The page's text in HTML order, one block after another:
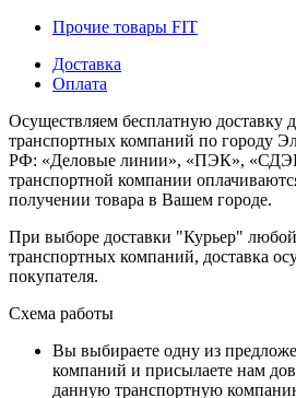
Прочие товары FIT
Доставка
Оплата
Осуществляем бесплатную доставку
транспортных компаний по городу
РФ: «Деловые линии», «ПЭК»,
транспортной компании
получении товара в Вашем городе.
При выборе доставки "Курьер"
транспортных компаний, доставка
покупателя.
Схема работы
Вы выбираете одну из
компаний и присылаете нам
данную транспортную